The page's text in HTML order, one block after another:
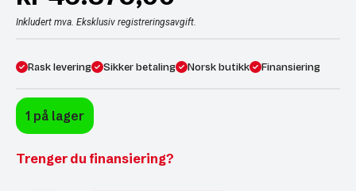
Inkludert mva. Eksklusiv registreringsavgift.
Rask levering Sikker betaling Norsk butikk Finansiering
1 på lager
Trenger du finansiering?